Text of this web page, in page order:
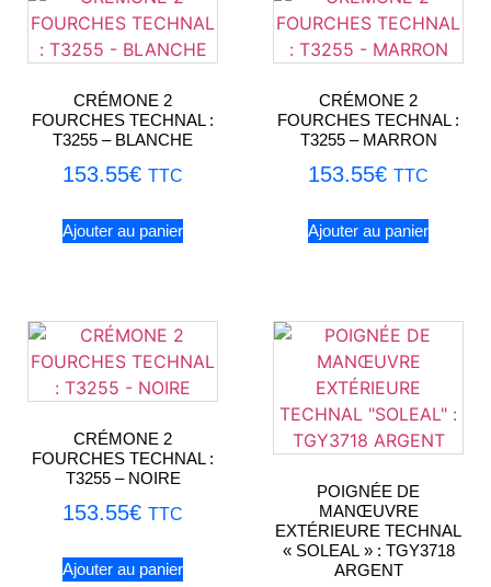
CRÉMONE 2
FOURCHES TECHNAL :
T3255 – BLANCHE
153.55€ TTC
Ajouter au panier
CRÉMONE 2
FOURCHES TECHNAL :
T3255 – MARRON
153.55€ TTC
Ajouter au panier
CRÉMONE 2
FOURCHES TECHNAL :
T3255 – NOIRE
153.55€ TTC
Ajouter au panier
POIGNÉE DE
MANŒUVRE
EXTÉRIEURE TECHNAL
« SOLEAL » : TGY3718
ARGENT